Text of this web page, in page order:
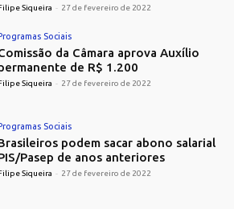
Filipe Siqueira - 27 de fevereiro de 2022
Programas Sociais
da Câmara aprova Auxílio
de R$ 1.200
Siqueira - 27 de fevereiro de 2022
Sociais
podem sacar abono salarial
Pasep de anos anteriores
Siqueira - 27 de fevereiro de 2022